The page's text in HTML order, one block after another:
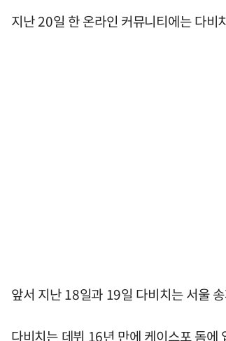
지난 20일 한 온라인 커뮤니티에는 다비
앞서 지난 18일과 19일 다비치는 서울
다비치는 데뷔 16년 만에 케이스포 돔에